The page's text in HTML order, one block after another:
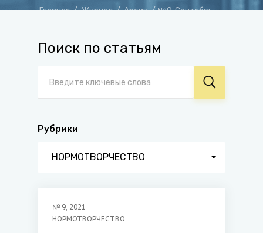
Главная / Журнал / Архив /№9, Сентябрь
Поиск по статьям
Рубрики
НОРМОТВОРЧЕСТВО
№ 9, 2021
НОРМОТВОРЧЕСТВО